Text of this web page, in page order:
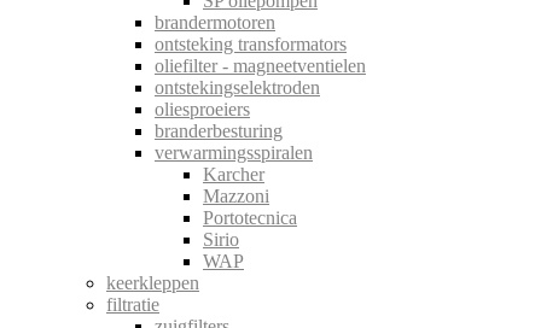
brandermotoren
ontsteking transformators
oliefilter - magneetventielen
ontstekingselektroden
oliesproeiers
branderbesturing
verwarmingsspiralen
Karcher
Mazzoni
Portotecnica
Sirio
WAP
keerkleppen
filtratie